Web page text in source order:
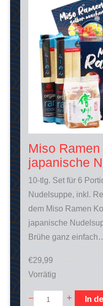
Miso
japanische
10-tlg. Set für 6
Nudelsuppe, inkl.
dem Miso Ramen
japanische
Brühe ganz
€29,99
Vorrätig
–
M
+ In